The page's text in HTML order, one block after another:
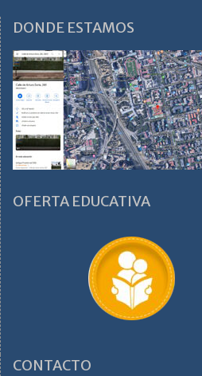
DONDE ESTAMOS
OFERTA EDUCATIVA
CONTACTO